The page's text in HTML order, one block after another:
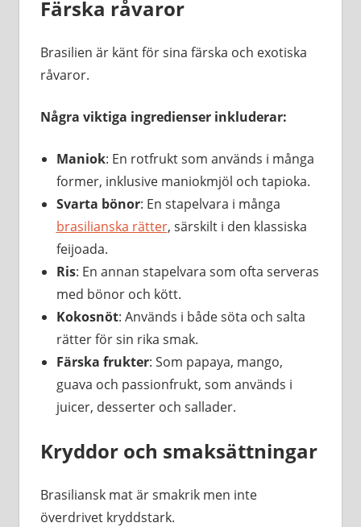
Färska råvaror
Brasilien är känt för sina färska och exotiska
råvaror.
Några viktiga ingredienser inkluderar:
Maniok: En rotfrukt som används i många
former, inklusive maniokmjöl och tapioka.
Svarta bönor: En stapelvara i många
brasilianska rätter, särskilt i den klassiska
feijoada.
Ris: En annan stapelvara som ofta serveras
med bönor och kött.
Kokosnöt: Används i både söta och salta
rätter för sin rika smak.
Färska frukter: Som papaya, mango,
guava och passionfrukt, som används i
juicer, desserter och sallader.
Kryddor och smaksättningar
Brasiliansk mat är smakrik men inte
överdrivet kryddstark.